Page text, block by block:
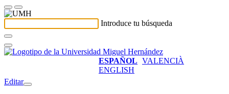
Introduce tu búsqueda
ESPAÑOL VALENCIÀ
ENGLISH
Editar